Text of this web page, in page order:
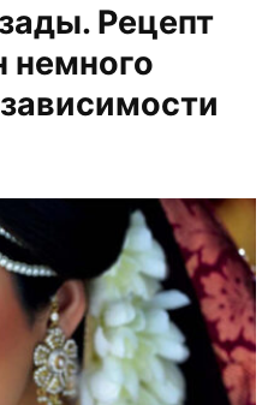
Рецепт
немного